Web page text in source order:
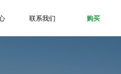
联系我们 购买